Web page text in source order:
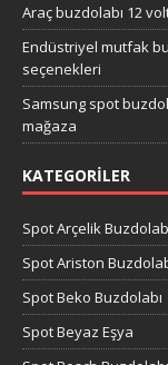
Araç buzdolabı 12
Endüstriyel mutfak
seçenekleri
Samsung spot
mağaza
KATEGORILER
Spot Arçelik
Spot Ariston
Spot Beko Buzdolabı
Spot Beyaz Eşya